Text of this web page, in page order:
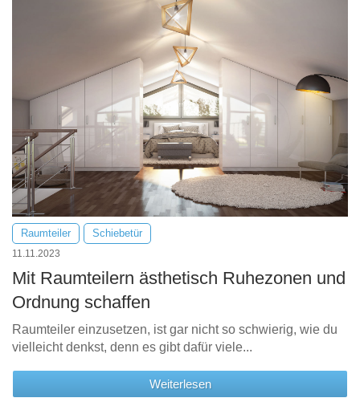
Raumteiler Schiebetür
11.11.2023
Mit Raumteilern ästhetisch Ruhezonen und
Ordnung schaffen
Raumteiler einzusetzen, ist gar nicht so schwierig, wie du
vielleicht denkst, denn es gibt dafür viele...
Weiterlesen